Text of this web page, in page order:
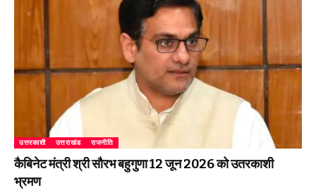
उत्तरकाशी उत्तराखंड राजनीति
कैबिनेट मंत्री श्री सौरभ बहुगुणा 12 जून 2026 को उतरकाशी
भ्रमण